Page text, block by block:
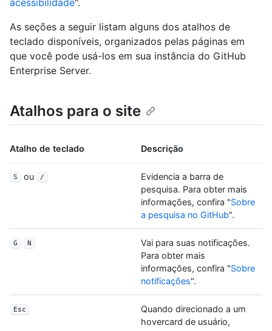
acessibilidade".
As seções a seguir listam alguns dos atalhos de
teclado disponíveis, organizados pelas páginas em
que você pode usá-los em sua instância do GitHub
Enterprise Server.
Atalhos para o site
Atalho de teclado Descrição
S ou /
Evidencia a barra de
pesquisa. Para obter mais
informações, confira "Sobre
a pesquisa no GitHub".
G N
Vai para suas notificações.
Para obter mais
informações, confira "Sobre
notificações".
Esc
Quando direcionado a um
hovercard de usuário,